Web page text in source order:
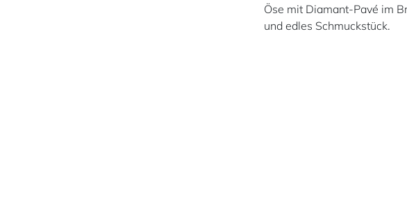
Öse mit Diamant-Pavé im
und edles Schmuckstück.